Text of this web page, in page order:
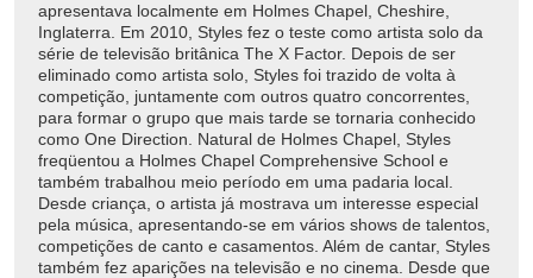
apresentava localmente em Holmes Chapel, Cheshire,
Inglaterra. Em 2010, Styles fez o teste como artista solo da
série de televisão britânica The X Factor. Depois de ser
eliminado como artista solo, Styles foi trazido de volta à
competição, juntamente com outros quatro concorrentes,
para formar o grupo que mais tarde se tornaria conhecido
como One Direction. Natural de Holmes Chapel, Styles
freqüentou a Holmes Chapel Comprehensive School e
também trabalhou meio período em uma padaria local.
Desde criança, o artista já mostrava um interesse especial
pela música, apresentando-se em vários shows de talentos,
competições de canto e casamentos. Além de cantar, Styles
também fez aparições na televisão e no cinema. Desde que